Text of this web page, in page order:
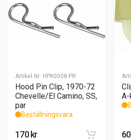
Artikel Nr: HPK0008-PR
Hood Pin Clip, 1970-72
Chevelle/El Camino, SS,
par
Beställningsvara
170 kr 60